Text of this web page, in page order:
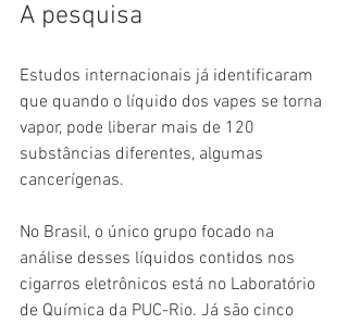
A pesquisa
Estudos internacionais já identificaram
que quando o líquido dos vapes se torna
vapor, pode liberar mais de 120
substâncias diferentes, algumas
cancerígenas.
No Brasil, o único grupo focado na
análise desses líquidos contidos nos
cigarros eletrônicos está no Laboratório
de Química da PUC-Rio. Já são cinco